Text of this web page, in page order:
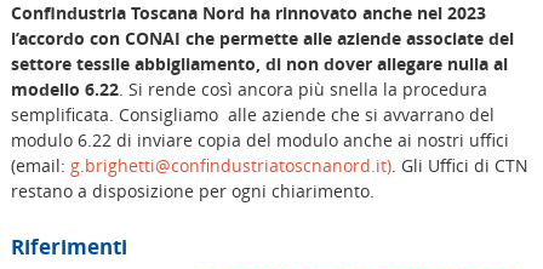
Confindustria Toscana Nord ha rinnovato anche nel 2023
l’accordo con CONAI che permette alle aziende associate del
settore tessile abbigliamento, di non dover allegare nulla al
modello 6.22. Si rende così ancora più snella la procedura
semplificata. Consigliamo alle aziende che si avvarrano del
modulo 6.22 di inviare copia del modulo anche ai nostri uffici
(email: g.brighetti@confindustriatoscnanord.it). Gli Uffici di CTN
restano a disposizione per ogni chiarimento.
Riferimenti